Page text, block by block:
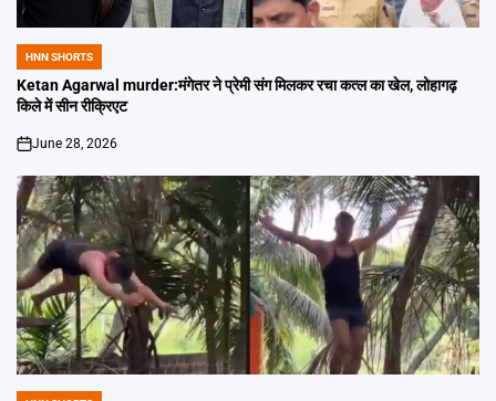
POSTED
IN
HNN SHORTS
Ketan Agarwal murder:मंगेतर ने प्रेमी संग मिलकर रचा कत्ल का खेल, लोहागढ़
किले में सीन रीक्रिएट
on
June 28, 2026